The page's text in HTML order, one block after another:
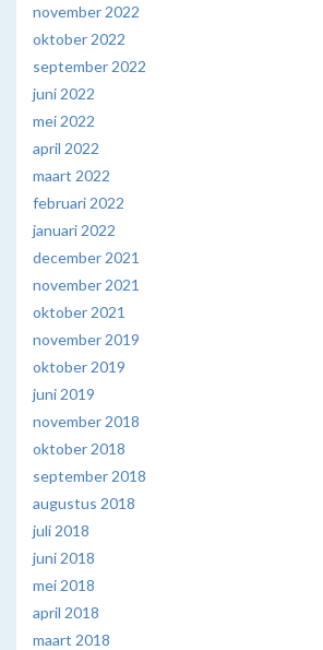
november 2022
oktober 2022
september 2022
juni 2022
mei 2022
april 2022
maart 2022
februari 2022
januari 2022
december 2021
november 2021
oktober 2021
november 2019
oktober 2019
juni 2019
november 2018
oktober 2018
september 2018
augustus 2018
juli 2018
juni 2018
mei 2018
april 2018
maart 2018